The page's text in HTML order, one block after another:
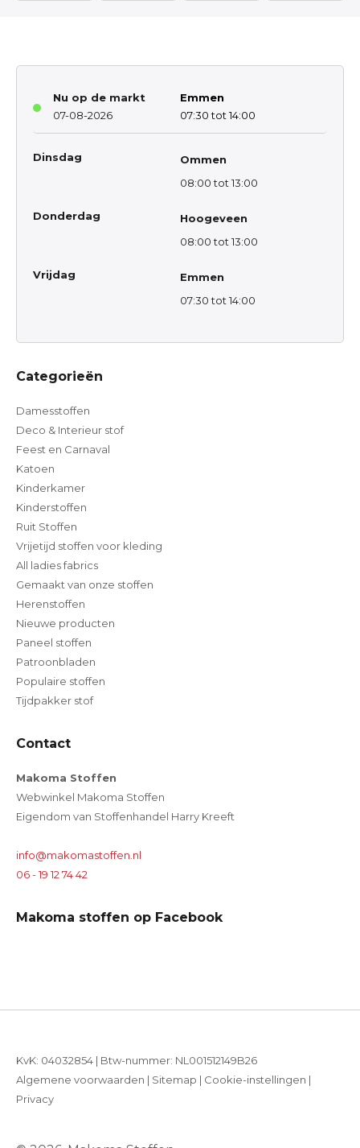
Nu op de markt
07-08-2026
Emmen
07:30 tot 14:00
Dinsdag
Ommen
08:00 tot 13:00
Donderdag
Hoogeveen
08:00 tot 13:00
Vrijdag
Emmen
07:30 tot 14:00
Categorieën
Damesstoffen
Deco & Interieur stof
Feest en Carnaval
Katoen
Kinderkamer
Kinderstoffen
Ruit Stoffen
Vrijetijd stoffen voor kleding
All ladies fabrics
Gemaakt van onze stoffen
Herenstoffen
Nieuwe producten
Paneel stoffen
Patroonbladen
Populaire stoffen
Tijdpakker stof
Contact
Makoma Stoffen
Webwinkel Makoma Stoffen
Eigendom van Stoffenhandel Harry Kreeft
info@makomastoffen.nl
06 - 19 12 74 42
Makoma stoffen op Facebook
KvK: 04032854 | Btw-nummer: NL001512149B26
Algemene voorwaarden | Sitemap | Cookie-instellingen |
Privacy